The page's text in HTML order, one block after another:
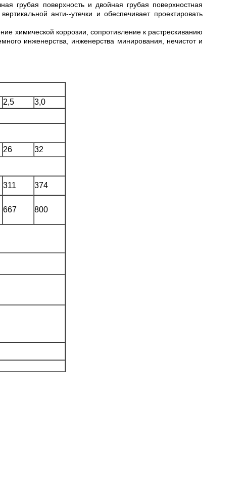
грубая поверхность и двойная грубая поверхностная
анти--утечки и обеспечивает проектировать
химической коррозии, сопротивление к растрескиванию
инженерства, инженерства минирования, нечистот и
2,5
3,0
26
32
311 374
667 800